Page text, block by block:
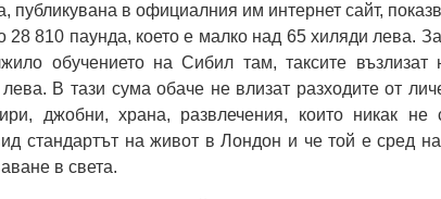
публикувана в официалния им интернет сайт,
28 810 паунда, което е малко над 65 хиляди лева.
обучението на Сибил там, таксите възлизат
В тази сума обаче не влизат разходите от
джобни, храна, развлечения, които никак не
стандартът на живот в Лондон и че той е сред
в света.